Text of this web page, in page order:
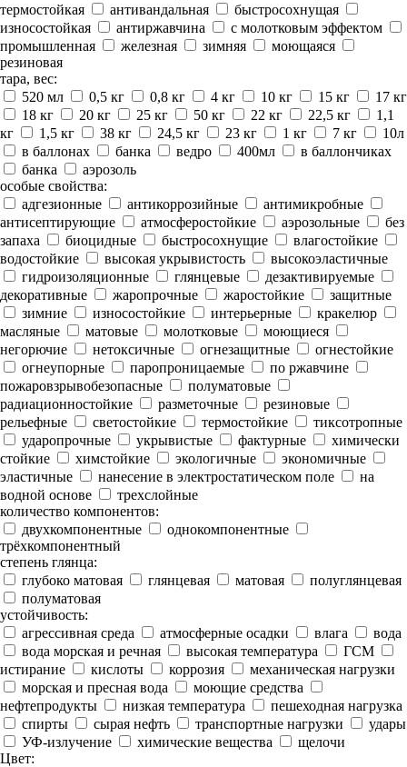
термостойкая
антивандальная
быстросохнущая
износостойкая
антиржавчина
с молотковым эффектом
промышленная
железная зимняя
моющаяся
резиновая
тара, вес:
520 мл
0,5 кг 0,8 кг 4 кг 10 кг 15 кг
17 кг
18 кг
20 кг 25 кг 50 кг 22 кг 22,5 кг
1,1
кг
1,5 кг 38 кг 24,5 кг 23 кг 1 кг 7 кг
10л
в баллонах
банка ведро 400мл
в баллончиках
банка
аэрозоль
особые свойства:
адгезионные
антикоррозийные
антимикробные
антисептирующие
атмосферостойкие аэрозольные
без
запаха
биоцидные быстросохнущие
влагостойкие
водостойкие
высокая укрывистость
высокоэластичные
гидроизоляционные
глянцевые
дезактивируемые
декоративные
жаропрочные жаростойкие
защитные
зимние
износостойкие интерьерные
кракелюр
масляные
матовые молотковые
моющиеся
негорючие
нетоксичные огнезащитные
огнестойкие
огнеупорные
паропроницаемые
по ржавчине
пожаровзрывобезопасные
полуматовые
радиационностойкие
разметочные
резиновые
рельефные
светостойкие термостойкие
тиксотропные
ударопрочные
укрывистые фактурные
химически
стойкие
химстойкие экологичные
экономичные
эластичные
нанесение в электростатическом поле
на
водной основе
трехслойные
количество компонентов:
двухкомпонентные
однокомпонентные
трёхкомпонентный
степень глянца:
глубоко матовая
глянцевая матовая
полуглянцевая
полуматовая
устойчивость:
агрессивная среда
атмосферные осадки влага
вода
вода морская и речная
высокая температура
ГСМ
истирание
кислоты коррозия
механическая нагрузки
морская и пресная вода
моющие средства
нефтепродукты
низкая температура
пешеходная нагрузка
спирты
сырая нефть транспортные нагрузки
удары
УФ-излучение
химические вещества
щелочи
Цвет: